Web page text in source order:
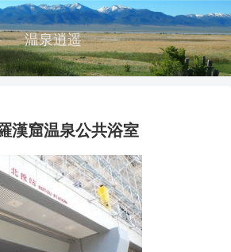
温泉逍遥
漢窟温泉公共浴室